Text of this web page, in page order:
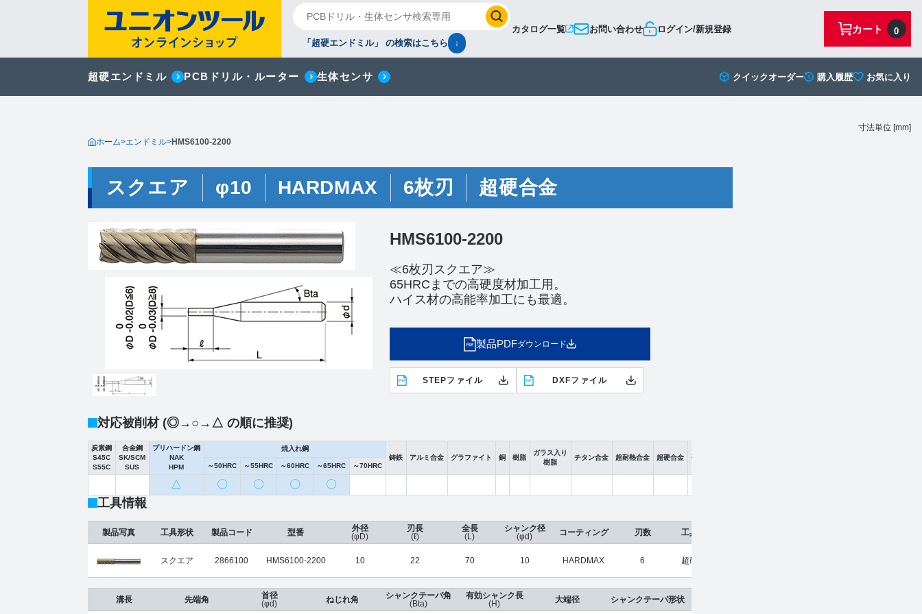
カタログ一覧 お問い合わせ ログイン/新規登録 0
カート
「超硬エンドミル」 の検索はこちら ↓
超硬エンドミル PCBドリル・ルーター 生体センサ クイックオーダー 購入履歴 お気に入り
ホーム>エンドミル>HMS6100-2200
スクエア φ10 HARDMAX 6枚刃 超硬合金
HMS6100-2200
≪6枚刃スクエア≫
65HRCまでの高硬度材加工用。
ハイス材の高能率加工にも最適。
製品PDFダウンロード
STEPファイル DXFファイル
対応被削材 (◎→○→△ の順に推奨)
炭素鋼
S45C
S55C
合金鋼
SK/SCM
SUS
プリハードン鋼
NAK
HPM
焼入れ鋼
鋳鉄
アルミ合金 グラファイト 銅 樹脂
ガラス入り
樹脂
チタン合金 超耐熱合金 超硬合金
硬脆材
～50HRC
～55HRC ～60HRC ～65HRC ～70HRC
△ 〇 〇 〇 〇
工具情報
寸法単位 [mm]
製品写真 工具形状
スクエア
製品コード
2866100
型番
HMS6100-2200
外径
(φD)
10
刃長
(ℓ)
22
全長
(L)
70
シャンク径
(φd)
10
コーティング
HARDMAX
刃数
6
工具材種
超硬合金
溝長 先端角
首径
(φd)
ねじれ角
シャンクテーパ角
(Bta)
有効シャンク長
(H)
大端径 シャンクテーパ形状